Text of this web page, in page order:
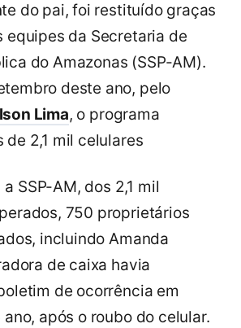
do pai, foi restituído graças
equipes da Secretaria de
do Amazonas (SSP-AM).
deste ano, pelo
Lima, o programa
de 2,1 mil celulares
SSP-AM, dos 2,1 mil
750 proprietários
incluindo Amanda
de caixa havia
de ocorrência em
após o roubo do celular.